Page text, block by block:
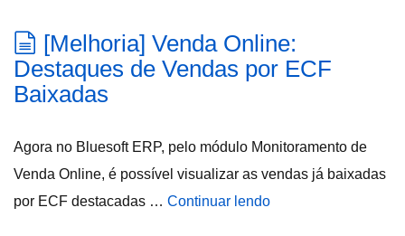
[Melhoria] Venda Online:
Destaques de Vendas por ECF
Baixadas
Agora no Bluesoft ERP, pelo módulo Monitoramento de
Venda Online, é possível visualizar as vendas já baixadas
por ECF destacadas … Continuar lendo